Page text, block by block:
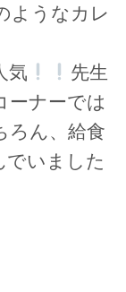
ようなカレ
気
先生
ーナーでは
ろん、給食
でいました